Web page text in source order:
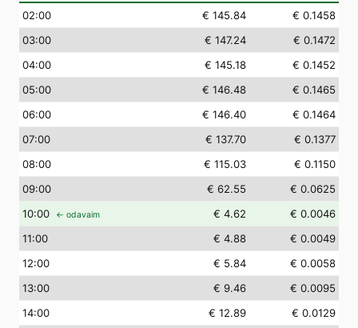
02:00 € 145.84
€ 0.1458
03:00 € 147.24
€ 0.1472
04:00 € 145.18
€ 0.1452
05:00 € 146.48
€ 0.1465
06:00 € 146.40
€ 0.1464
07:00 € 137.70
€ 0.1377
08:00 € 115.03
€ 0.1150
09:00 € 62.55
€ 0.0625
10:00 ← odavaim € 4.62
€ 0.0046
11:00 € 4.88
€ 0.0049
12:00 € 5.84
€ 0.0058
13:00 € 9.46
€ 0.0095
14:00 € 12.89
€ 0.0129